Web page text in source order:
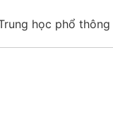
học phổ thông